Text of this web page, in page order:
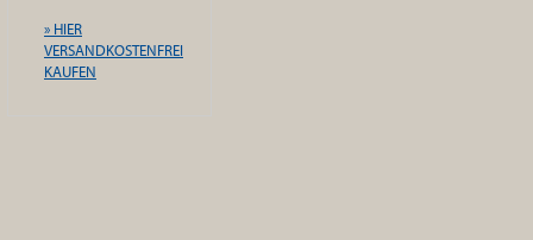
» HIER
VERSANDKOSTENFREI
KAUFEN